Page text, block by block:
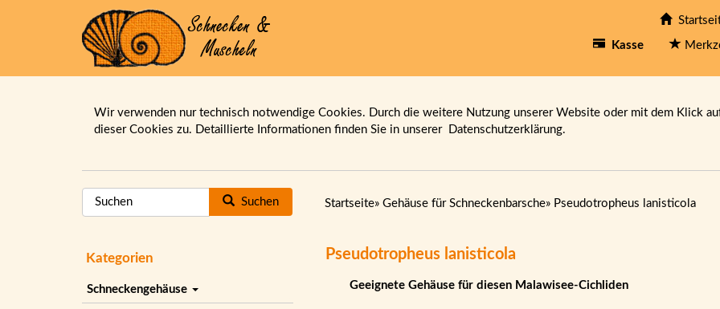
Kasse
Wir verwenden nur technisch notwendige Cookies. Durch die weitere Nutzung unserer Website oder mit dem Klick
dieser Cookies zu. Detaillierte Informationen finden Sie in unserer Datenschutzerklärung.
Suchen
Kategorien
Schneckengehäuse
Startseite» Gehäuse für Schneckenbarsche» Pseudotropheus lanisticola
Pseudotropheus lanisticola
Geeignete Gehäuse für diesen Malawisee-Cichliden